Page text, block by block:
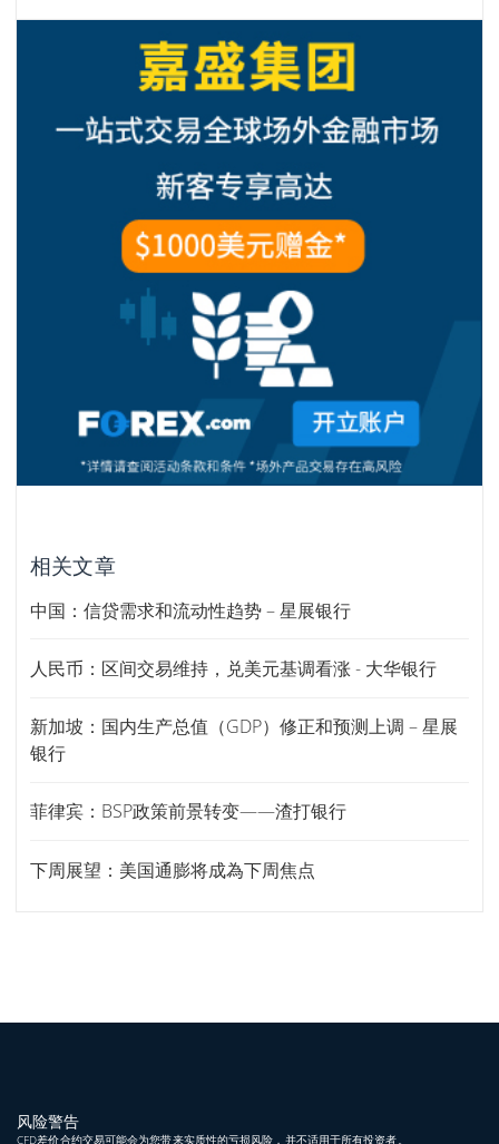
相关文章
中国：信贷需求和流动性趋势 – 星展银行
人民币：区间交易维持，兑美元基调看涨 - 大华银行
新加坡：国内生产总值（GDP）修正和预测上调 – 星展
银行
菲律宾：BSP政策前景转变——渣打银行
下周展望：美国通膨将成為下周焦点
风险警告
CFD差价合约交易可能会为您带来实质性的亏损风险，并不适用于所有投资者。